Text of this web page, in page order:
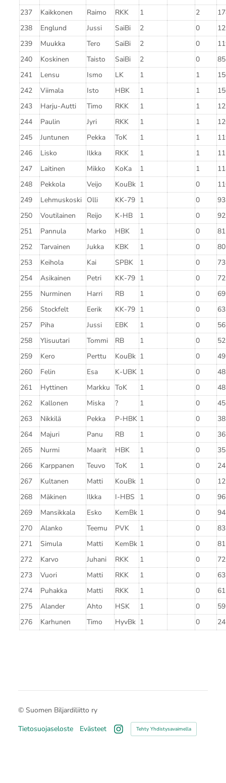
237
Kaikkonen Raimo RKK 1 2
238
Englund Jussi SaiBi 2 0
239
Muukka Tero SaiBi 2 0
240
Koskinen Taisto SaiBi 2 0
85
241
Lensu Ismo LK 1 1
242
Viimala Isto HBK 1 1
243
Harju-Autti Timo RKK 1 1
244
Paulin Jyri RKK 1 1
245
Juntunen Pekka ToK 1 1
246
Lisko Ilkka RKK 1 1
247
Laitinen Mikko KoKa 1 1
248
Pekkola Veijo KouBk 1 0
249
Lehmuskoski Olli KK-79 1 0
93
250
Voutilainen Reijo K-HB 1 0
92
251
Pannula Marko HBK 1 0
81
252
Tarvainen Jukka KBK 1 0
80
253
Keihola Kai SPBK 1 0
73
254
Asikainen Petri KK-79 1 0
72
255
Nurminen Harri RB 1 0
69
256
Stockfelt Eerik KK-79 1 0
63
257
Piha Jussi EBK 1 0
56
258
Ylisuutari Tommi RB 1 0
52
259
Kero Perttu KouBk 1 0
49
260
Felin Esa K-UBK 1 0
48
261
Hyttinen Markku ToK 1 0
48
262
Kallonen Miska ? 1 0
45
263
Nikkilä Pekka P-HBK 1 0
38
264
Majuri Panu RB 1 0
36
265
Nurmi Maarit HBK 1 0
35
266
Karppanen Teuvo ToK 1 0
24
267
Kultanen Matti KouBk 1 0
12
268
Mäkinen Ilkka I-HBS 1 0
96
269
Mansikkala Esko KemBk 1 0
94
270
Alanko Teemu PVK 1 0
83
271
Simula Matti KemBk 1 0
81
272
Karvo Juhani RKK 1 0
72
273
Vuori Matti RKK 1 0
63
274
Puhakka Matti RKK 1 0
61
275
Alander Ahto HSK 1 0
59
276
Karhunen Timo HyvBk 1 0 24
© Suomen Biljardiliitto ry
Tietosuojaseloste
Evästeet
Instagram
Tehty Yhdistysavaimella